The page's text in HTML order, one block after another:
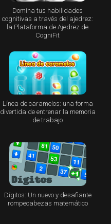
Domina tus habilidades
cognitivas a través del ajedrez:
la Plataforma de Ajedrez de
CogniFit
Línea de caramelos: una forma
divertida de entrenar la memoria
de trabajo
Dígitos: Un nuevo y desafiante
rompecabezas matemático